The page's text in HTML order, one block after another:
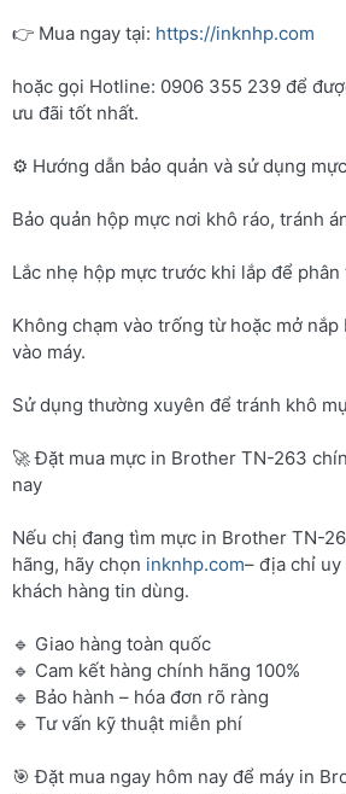
👉 Mua ngay tại: https://inknhp.com
hoặc gọi Hotline: 0906 355 239 để
ưu đãi tốt nhất.
⚙️ Hướng dẫn bảo quản và sử dụng
Bảo quản hộp mực nơi khô ráo, tránh
Lắc nhẹ hộp mực trước khi lắp để phân
Không chạm vào trống từ hoặc mở
vào máy.
Sử dụng thường xuyên để tránh khô
🚀 Đặt mua mực in Brother TN-263
nay
Nếu chị đang tìm mực in Brother TN-
hãng, hãy chọn inknhp.com– địa chỉ
khách hàng tin dùng.
🔹 Giao hàng toàn quốc
🔹 Cam kết hàng chính hãng 100%
🔹 Bảo hành – hóa đơn rõ ràng
🔹 Tư vấn kỹ thuật miễn phí
🎯 Đặt mua ngay hôm nay để máy in